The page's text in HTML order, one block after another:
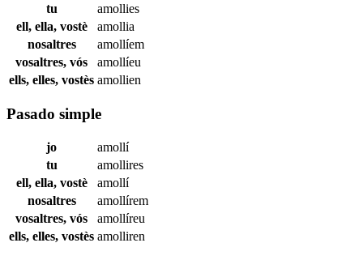
tu
amollies
ell, ella, vostè
amollia
nosaltres
amollíem
vosaltres, vós
amollíeu
ells, elles, vostès amollien
Pasado simple
jo
amollí
tu
amollires
ell, ella, vostè
amollí
nosaltres
amollírem
vosaltres, vós
amollíreu
ells, elles, vostès amolliren